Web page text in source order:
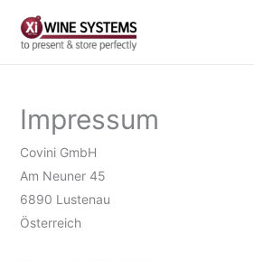
Inhalt
Impressum
Covini GmbH
Am Neuner 45
6890 Lustenau
Österreich